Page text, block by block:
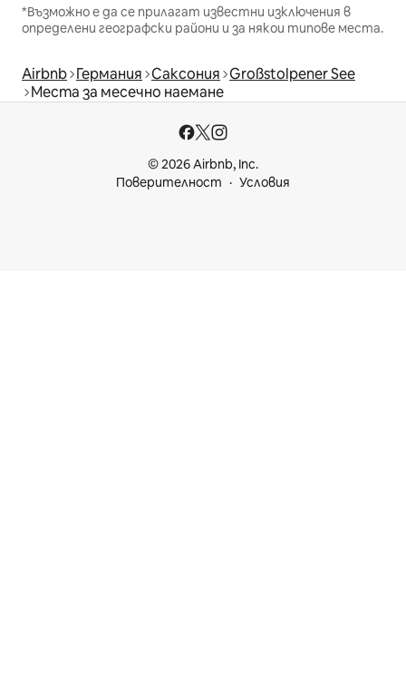
*Възможно е да се прилагат известни изключения в
определени географски райони и за някои типове места.
Airbnb Германия Саксония Großstolpener See
Места за месечно наемане
© 2026 Airbnb, Inc.
Поверителност
Условия